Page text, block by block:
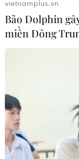
vietnamplus.vn
Bão Dolphin
miền Đông